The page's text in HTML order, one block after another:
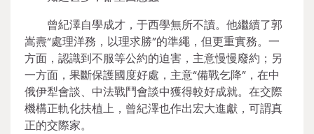
曾紀澤自學成才，于西學無所不讀。他繼續了郭
嵩燾“處理洋務，以理求勝”的準繩，但更重實務。一
方面，認識到不服等公約的迫害，主意慢慢廢約；另
一方面，果斷保護國度好處，主意“備戰乞降”，在中
俄伊犁會談、中法戰鬥會談中獲得較好成就。在交際
機構正軌化扶植上，曾紀澤也作出宏大進獻，可謂真
正的交際家。